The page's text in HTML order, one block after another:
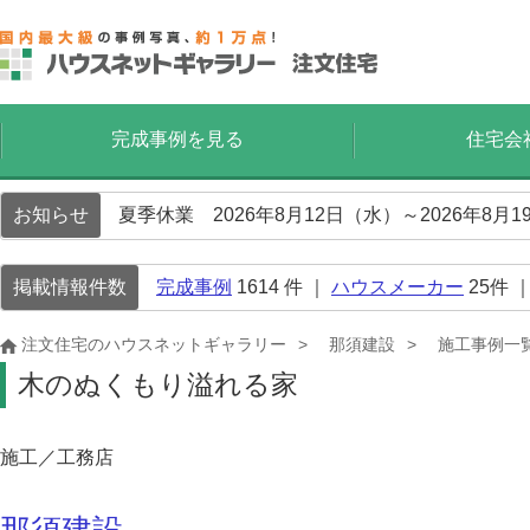
完成事例を見る 住宅会
お知らせ 夏季休業 2026年8月12日（水）～2026年8月
掲載情報件数 完成事例 1614 件 ｜ ハウスメーカー 25件
注文住宅のハウスネットギャラリー 那須建設 施工事例一
木のぬくもり溢れる家
施工／工務店